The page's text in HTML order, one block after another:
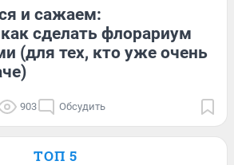
и сажаем:
сделать флорариум
(для тех, кто уже очень
903 Обсудить
ТОП 5